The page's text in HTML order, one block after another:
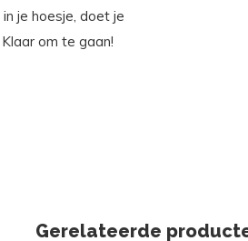
je hoesje, doet je
om te gaan!
Gerelateerde